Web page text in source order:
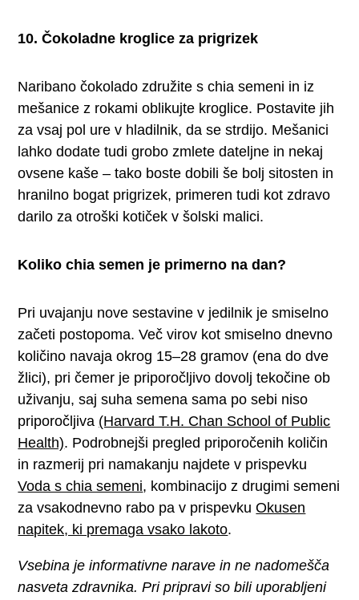
10. Čokoladne kroglice za prigrizek
Naribano čokolado združite s chia semeni in iz
mešanice z rokami oblikujte kroglice. Postavite jih
za vsaj pol ure v hladilnik, da se strdijo. Mešanici
lahko dodate tudi grobo zmlete dateljne in nekaj
ovsene kaše – tako boste dobili še bolj sitosten in
hranilno bogat prigrizek, primeren tudi kot zdravo
darilo za otroški kotiček v šolski malici.
Koliko chia semen je primerno na dan?
Pri uvajanju nove sestavine v jedilnik je smiselno
začeti postopoma. Več virov kot smiselno dnevno
količino navaja okrog 15–28 gramov (ena do dve
žlici), pri čemer je priporočljivo dovolj tekočine ob
uživanju, saj suha semena sama po sebi niso
priporočljiva (Harvard T.H. Chan School of Public
Health). Podrobnejši pregled priporočenih količin
in razmerij pri namakanju najdete v prispevku
Voda s chia semeni, kombinacijo z drugimi semeni
za vsakodnevno rabo pa v prispevkuOkusen
napitek, ki premaga vsako lakoto.
Vsebina je informativne narave in ne nadomešča
nasveta zdravnika. Pri pripravi so bili uporabljeni